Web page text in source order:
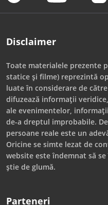
Disclaimer
Toate materialele prezente
statice și filme) reprezintă
luate în considerare de
difuzează informații
ale evenimentelor,
de-a dreptul improbabile.
persoane reale este un
Oricine se simte lezat de
website este îndemnat să
știe de glumă.
Parteneri